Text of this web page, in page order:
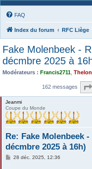
FAQ
Index du forum RFC Liège
Fake Molenbeek -
décmbre 2025 à
Modérateurs : Francis2711
162 messages
Jeanmi
Coupe du Monde
Re: Fake Molenbeek
décmbre 2025 à 16h)
M28 déc. 2025, 12:36